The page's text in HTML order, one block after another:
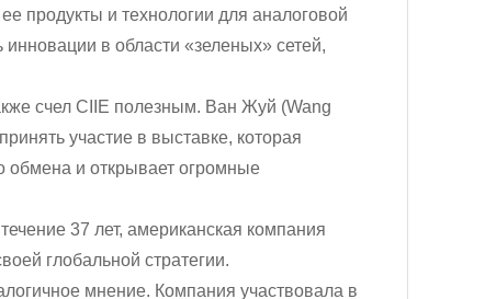
продукты и технологии для аналоговой
в области «зеленых» сетей,
счел CIIE полезным. Ван Жуй (Wang
участие в выставке, которая
обмена и открывает огромные
37 лет, американская компания
глобальной стратегии.
мнение. Компания участвовала в